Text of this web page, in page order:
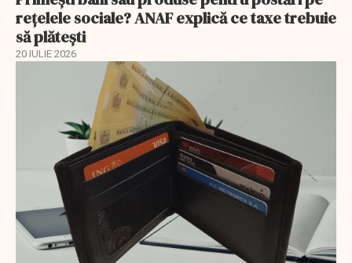
reţelele sociale? ANAF explică ce taxe trebuie
să plătești
20 IULIE 2026